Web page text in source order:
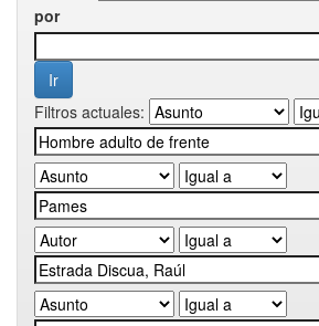
por
Filtros actuales: